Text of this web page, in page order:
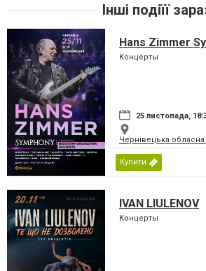
Інші подіїї
Hans Zimmer
Концерты
25 листопада,
Чернівецька обласна
Купити
IVAN LIULENOV
Концерты